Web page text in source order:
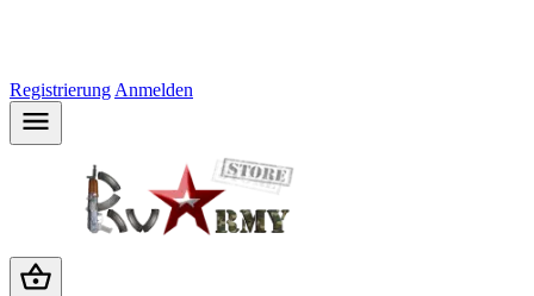
Registrierung Anmelden